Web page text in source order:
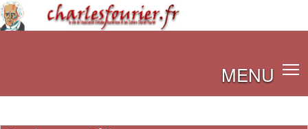
MENU